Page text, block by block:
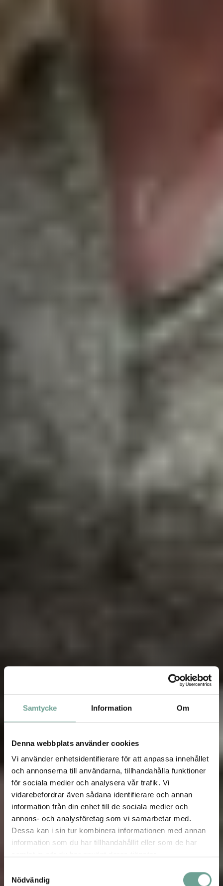
Samtycke Information Om
Denna webbplats använder cookies
Vi använder enhetsidentifierare för att anpassa innehållet
och annonserna till användarna, tillhandahålla funktioner
för sociala medier och analysera vår trafik. Vi
vidarebefordrar även sådana identifierare och annan
information från din enhet till de sociala medier och
annons- och analysföretag som vi samarbetar med.
Dessa kan i sin tur kombinera informationen med annan
information som du har tillhandahållit eller som de har
Nödvändig